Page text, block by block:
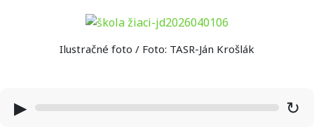
Ilustračné foto / Foto: TASR-Ján Krošlák
▶ ↻